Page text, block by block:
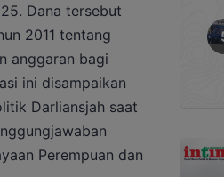
Dana tersebut
2011 tentang
anggaran bagi
ini disampaikan
Darliansjah saat
Perempuan dan